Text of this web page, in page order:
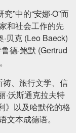
”中的“安娜·O”而
和社会工作的先
贝克 (Leo Baeck)
德·鲍默 (Gertrud
、旅行文学、信
·沃斯通克拉夫特
》以及哈默伦的格
文本成德语。